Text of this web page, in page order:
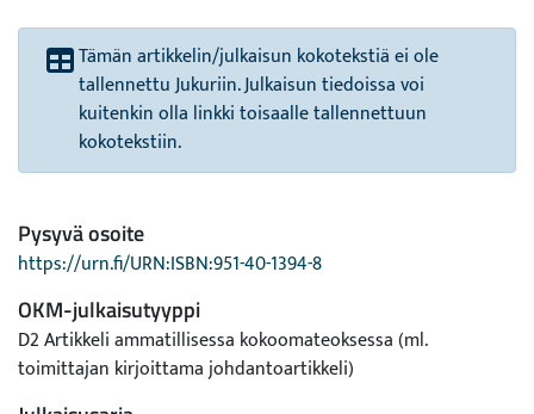
Tämän artikkelin/julkaisun kokotekstiä ei ole
tallennettu Jukuriin. Julkaisun tiedoissa voi
kuitenkin olla linkki toisaalle tallennettuun
kokotekstiin.
Pysyvä osoite
https://urn.fi/URN:ISBN:951-40-1394-8
OKM-julkaisutyyppi
D2 Artikkeli ammatillisessa kokoomateoksessa (ml.
toimittajan kirjoittama johdantoartikkeli)